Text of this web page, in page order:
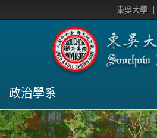
東吳大學
政治學系